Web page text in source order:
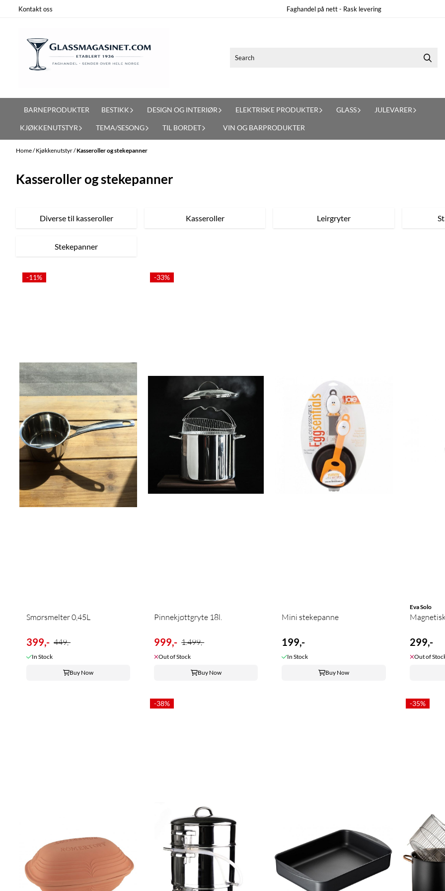
Skip to content
Kontakt oss Faghandel på nett - Rask levering
BARNEPRODUKTER BESTIKK DESIGN OG INTERIØR ELEKTRISKE PRODUKTER GLASS JULEVARER
KJØKKENUTSTYR TEMA/SESONG TIL BORDET VIN OG BARPRODUKTER
Home/Kjøkkenutstyr/Kasseroller og stekepanner
Kasseroller og stekepanner
Diverse til kasseroller Kasseroller Leirgryter
Stekepanner
-11%
Smørsmelter 0,45L
399,- 449,-
In Stock
Buy Now
-33%
Pinnekjøttgryte 18l.
999,- 1.499,-
Out of Stock
Buy Now
Mini stekepanne
199,-
In Stock
Buy Now
Eva Solo
299,-
Out of
-38% -35%